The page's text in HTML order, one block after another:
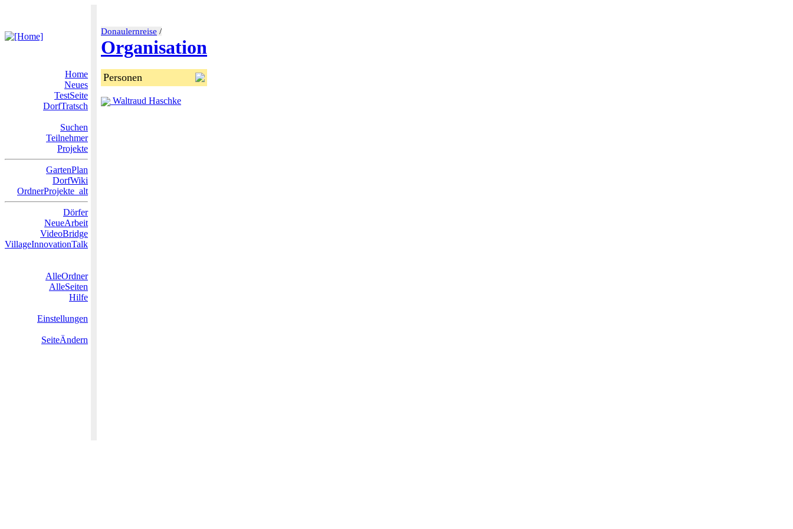
Donaulernreise /
Organisation
Home
Neues
TestSeite
DorfTratsch
Suchen
Teilnehmer
Projekte
GartenPlan
DorfWiki
OrdnerProjekte_alt
Dörfer
NeueArbeit
VideoBridge
VillageInnovationTalk
AlleOrdner
AlleSeiten
Hilfe
Einstellungen
SeiteÄndern
Personen
Waltraud Haschke